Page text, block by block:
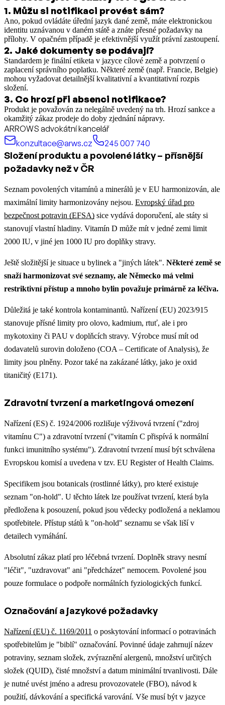
1. Můžu si notifikaci provést sám?
Ano, pokud ovládáte úřední jazyk dané země, máte elektronickou
identitu uznávanou v daném státě a znáte přesné požadavky na
přílohy. V opačném případě je efektivnější využít právní zastoupení.
2. Jaké dokumenty se podávají?
Standardem je finální etiketa v jazyce cílové země a potvrzení o
zaplacení správního poplatku. Některé země (např. Francie, Belgie)
mohou vyžadovat detailnější kvalitativní a kvantitativní rozpis
složení.
3. Co hrozí při absenci notifikace?
Produkt je považován za nelegálně uvedený na trh. Hrozí sankce a
okamžitý zákaz prodeje do doby zjednání nápravy.
ARROWS advokátní kancelář
konzultace@arws.cz
245 007 740
Složení produktu a povolené látky – přísnější
požadavky než v ČR
Seznam povolených vitamínů a minerálů je v EU harmonizován, ale
maximální limity harmonizovány nejsou. Evropský úřad pro
bezpečnost potravin (EFSA) sice vydává doporučení, ale státy si
stanovují vlastní hladiny. Vitamín D může mít v jedné zemi limit
2000 IU, v jiné jen 1000 IU pro doplňky stravy.
Ještě složitější je situace u bylinek a "jiných látek". Některé země se
snaží harmonizovat své seznamy, ale Německo má velmi
restriktivní přístup a mnoho bylin považuje primárně za léčiva.
Důležitá je také kontrola kontaminantů. Nařízení (EU) 2023/915
stanovuje přísné limity pro olovo, kadmium, rtuť, ale i pro
mykotoxiny či PAU v doplňcích stravy. Výrobce musí mít od
dodavatelů surovin doloženo (COA – Certificate of Analysis), že
limity jsou plněny. Pozor také na zakázané látky, jako je oxid
titaničitý (E171).
Zdravotní tvrzení a marketingová omezení
Nařízení (ES) č. 1924/2006 rozlišuje výživová tvrzení ("zdroj
vitamínu C") a zdravotní tvrzení ("vitamín C přispívá k normální
funkci imunitního systému"). Zdravotní tvrzení musí být schválena
Evropskou komisí a uvedena v tzv. EU Register of Health Claims.
Specifikem jsou botanicals (rostlinné látky), pro které existuje
seznam "on-hold". U těchto látek lze používat tvrzení, která byla
předložena k posouzení, pokud jsou vědecky podložená a neklamou
spotřebitele. Přístup států k "on-hold" seznamu se však liší v
detailech vymáhání.
Absolutní zákaz platí pro léčebná tvrzení. Doplněk stravy nesmí
"léčit", "uzdravovat" ani "předcházet" nemocem. Povolené jsou
pouze formulace o podpoře normálních fyziologických funkcí.
Označování a jazykové požadavky
Nařízení (EU) č. 1169/2011 o poskytování informací o potravinách
spotřebitelům je "biblí" označování. Povinné údaje zahrnují název
potraviny, seznam složek, zvýraznění alergenů, množství určitých
složek (QUID), čisté množství a datum minimální trvanlivosti. Dále
je nutné uvést jméno a adresu provozovatele (FBO), návod k
použití, dávkování a specifická varování. Vše musí být v jazyce